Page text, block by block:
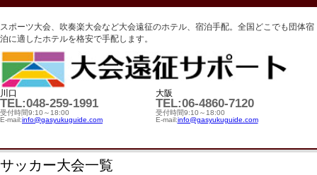
スポーツ大会、吹奏楽大会など大会遠征のホテル、宿泊手配。全国どこでも団体宿
泊に適したホテルを格安で手配します。
川口
TEL:048-259-1991
受付時間9:10～18:00
E-mail:info@gasyukuguide.com
大阪
TEL:06-4860-7120
受付時間9:10～18:00
E-mail:info@gasyukuguide.com
サッカー大会一覧